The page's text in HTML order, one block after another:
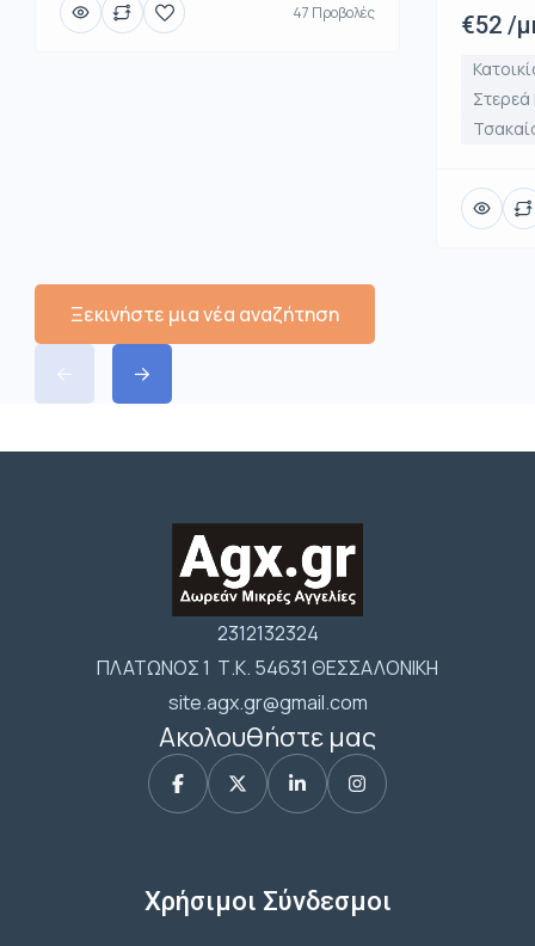
47 Προβολές
€52 /
Ξεκινήστε μια νέα αναζήτηση
2312132324
ΠΛΑΤΩΝΟΣ 1 Τ.Κ. 54631 ΘΕΣΣΑΛΟΝΙΚΗ
site.agx.gr@gmail.com
Ακολουθήστε μας
Χρήσιμοι Σύνδεσμοι